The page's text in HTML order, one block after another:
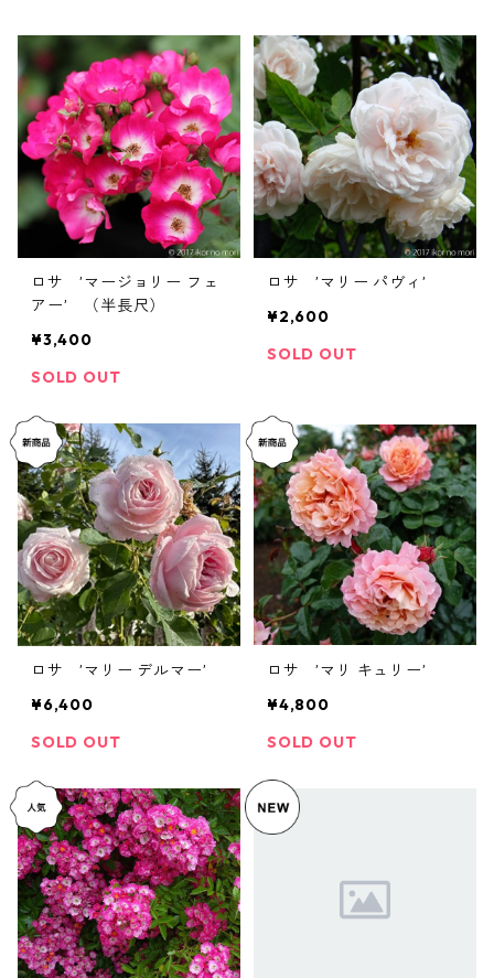
ロサ ’マージョリー フェ
アー’ （半長尺）
¥3,400
SOLD OUT
ロサ ’マリー パヴィ’
¥2,600
SOLD OUT
ロサ ’マリー デルマー’
¥6,400
SOLD OUT
ロサ ’マリ キュリー’
¥4,800
SOLD OUT